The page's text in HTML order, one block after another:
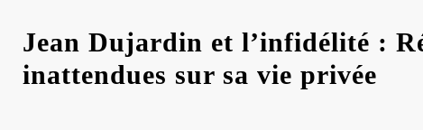
Jean Dujardin et l’infidélité :
inattendues sur sa vie privée